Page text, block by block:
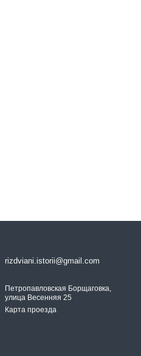
rizdviani.istorii@gmail.com
Петропавловская Борщаговка,
улица Весенняя 25
Карта проезда